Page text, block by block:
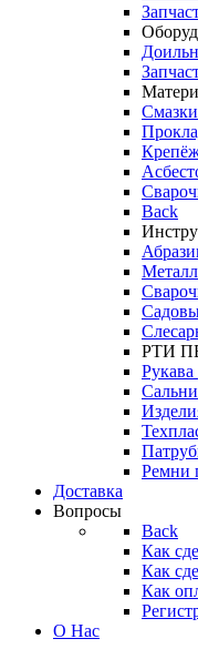
Back
РТИ
Ремни
Доставка
Вопросы
Back
Как
Как
Как
О Нас